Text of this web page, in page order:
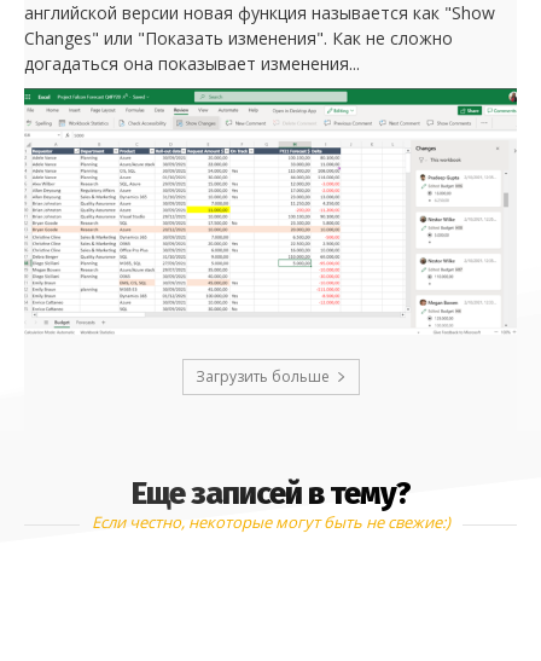
английской версии новая функция называется как "Show
Changes" или "Показать изменения". Как не сложно
догадаться она показывает изменения...
Загрузить больше
Еще записей в тему?
Если честно, некоторые могут быть не свежие:)